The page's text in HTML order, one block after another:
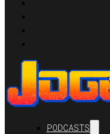
PODCASTS